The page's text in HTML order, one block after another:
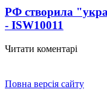
РФ створила
- ISW10011
Читати коментарі
Повна версія сайту